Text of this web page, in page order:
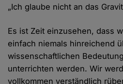
„Ich glaube nicht an das
Es ist Zeit einzusehen, dass
einfach niemals hinreichend
wissenschaftlichen
unterrichten werden. Wir
vollkommen verständlich